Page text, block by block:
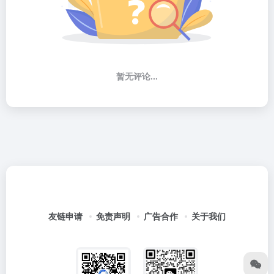
暂无评论...
友链申请 免责声明 广告合作 关于我们